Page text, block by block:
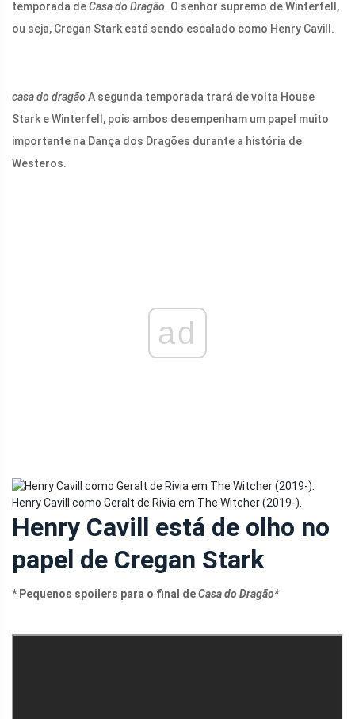
temporada deCasa do Dragão. O senhor supremo de Winterfell,
ou seja, Cregan Stark está sendo escalado como Henry Cavill.
casa do dragão A segunda temporada trará de volta House
Stark e Winterfell, pois ambos desempenham um papel muito
importante na Dança dos Dragões durante a história de
Westeros.
ad
Henry Cavill como Geralt de Rivia em The Witcher (2019-).
Henry Cavill está de olho no
papel de Cregan Stark
* Pequenos spoilers para o final deCasa do Dragão*